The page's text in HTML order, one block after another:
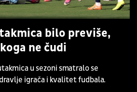
bilo previše,
ne čudi
u sezoni smatralo se
igrača i kvalitet fudbala.